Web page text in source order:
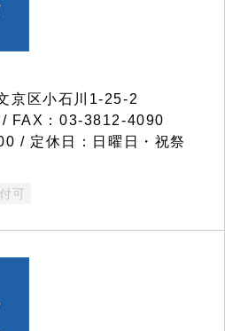
京区小石川1-25-2
FAX：03-3812-4090
/ 定休日：日曜日・祝祭
可